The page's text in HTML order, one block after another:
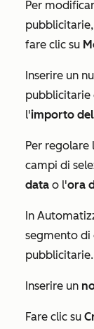
Per
fare clic su
Inserire un
pubblicitarie
l'importo
Per regolare
campi di
data o l'ora
In
segmento
pubblicitarie.
Inserire un
Fare clic su